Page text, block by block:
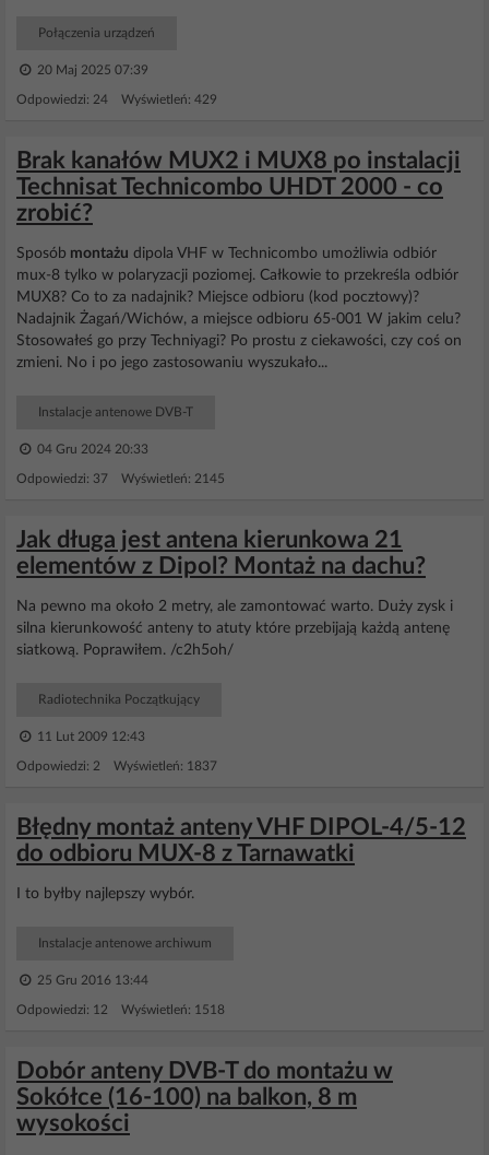
Połączenia urządzeń
20 Maj 2025 07:39
Odpowiedzi: 24 Wyświetleń: 429
Brak kanałów MUX2 i MUX8 po instalacji
Technisat Technicombo UHDT 2000 - co
zrobić?
Sposób montażu dipola VHF w Technicombo umożliwia odbiór
mux-8 tylko w polaryzacji poziomej. Całkowie to przekreśla odbiór
MUX8? Co to za nadajnik? Miejsce odbioru (kod pocztowy)?
Nadajnik Żagań/Wichów, a miejsce odbioru 65-001 W jakim celu?
Stosowałeś go przy Techniyagi? Po prostu z ciekawości, czy coś on
zmieni. No i po jego zastosowaniu wyszukało...
Instalacje antenowe DVB-T
04 Gru 2024 20:33
Odpowiedzi: 37 Wyświetleń: 2145
Jak długa jest antena kierunkowa 21
elementów z Dipol? Montaż na dachu?
Na pewno ma około 2 metry, ale zamontować warto. Duży zysk i
silna kierunkowość anteny to atuty które przebijają każdą antenę
siatkową. Poprawiłem. /c2h5oh/
Radiotechnika Początkujący
11 Lut 2009 12:43
Odpowiedzi: 2 Wyświetleń: 1837
Błędny montaż anteny VHF DIPOL-4/5-12
do odbioru MUX-8 z Tarnawatki
I to byłby najlepszy wybór.
Instalacje antenowe archiwum
25 Gru 2016 13:44
Odpowiedzi: 12 Wyświetleń: 1518
Dobór anteny DVB-T do montażu w
Sokółce (16-100) na balkon, 8 m
wysokości